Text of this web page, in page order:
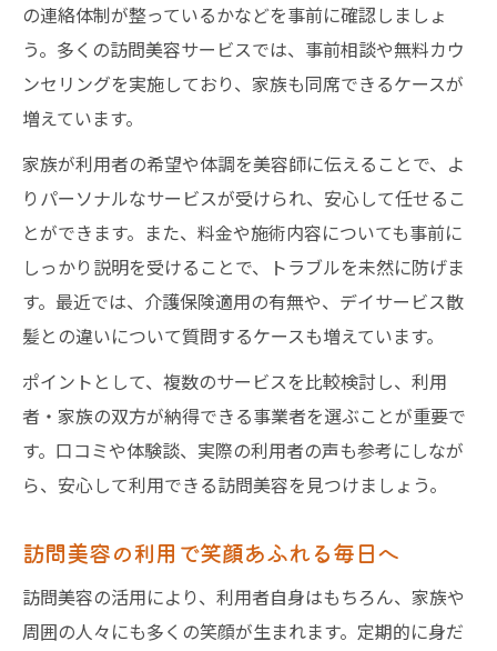
の連絡体制が整っているかなどを事前に確認しましょ
う。多くの訪問美容サービスでは、事前相談や無料カウ
ンセリングを実施しており、家族も同席できるケースが
増えています。
家族が利用者の希望や体調を美容師に伝えることで、よ
りパーソナルなサービスが受けられ、安心して任せるこ
とができます。また、料金や施術内容についても事前に
しっかり説明を受けることで、トラブルを未然に防げま
す。最近では、介護保険適用の有無や、デイサービス散
髪との違いについて質問するケースも増えています。
ポイントとして、複数のサービスを比較検討し、利用
者・家族の双方が納得できる事業者を選ぶことが重要で
す。口コミや体験談、実際の利用者の声も参考にしなが
ら、安心して利用できる訪問美容を見つけましょう。
訪問美容の利用で笑顔あふれる毎日へ
訪問美容の活用により、利用者自身はもちろん、家族や
周囲の人々にも多くの笑顔が生まれます。定期的に身だ